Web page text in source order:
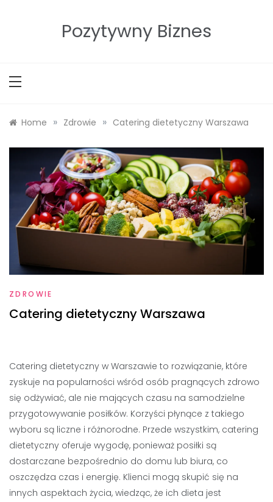
Pozytywny Biznes
Home » Zdrowie » Catering dietetyczny Warszawa
ZDROWIE
Catering dietetyczny Warszawa
Catering dietetyczny w Warszawie to rozwiązanie, które
zyskuje na popularności wśród osób pragnących zdrowo
się odżywiać, ale nie mających czasu na samodzielne
przygotowywanie posiłków. Korzyści płynące z takiego
wyboru są liczne i różnorodne. Przede wszystkim, catering
dietetyczny oferuje wygodę, ponieważ posiłki są
dostarczane bezpośrednio do domu lub biura, co
oszczędza czas i energię. Klienci mogą skupić się na
innych aspektach życia, wiedząc, że ich dieta jest